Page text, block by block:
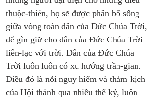
thuộc-thiên, họ sẽ được phân bổ sống
giữa vòng toàn dân của Đức Chúa Trời,
để gìn giữ cho dân của Đức Chúa Trời
liên-lạc với trời. Dân của Đức Chúa
Trời luôn luôn có xu hướng trần-gian.
Điều đó là nỗi nguy hiểm và thảm-kịch
của Hội thánh qua nhiều thế kỷ, luôn